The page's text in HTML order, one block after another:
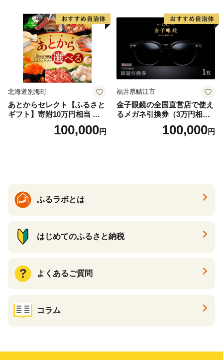
北海道別海町
あとからセレクト【ふるさと
ギフト】寄附10万円相当 あ
とから選べる！ ギフト いく
ら ほたて 海鮮 牛肉 別海町
ギフト ふるさと納税 ）
100,000円
福井県鯖江市
金子眼鏡の全国直営店で使え
るメガネ引換券（3万円相
100,000円
ふるラボとは
はじめてのふるさと納税
よくあるご質問
コラム